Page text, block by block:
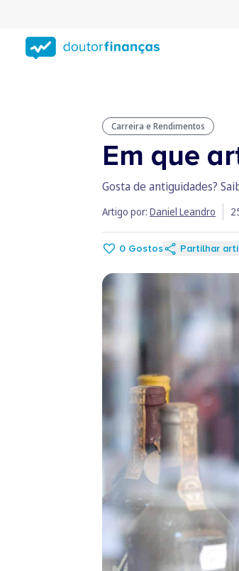
conteúdo
principal
Carreira e Rendimentos
Em que
Gosta de antiguidades?
Artigo por: Daniel Leandro
0 Gostos Partilhar